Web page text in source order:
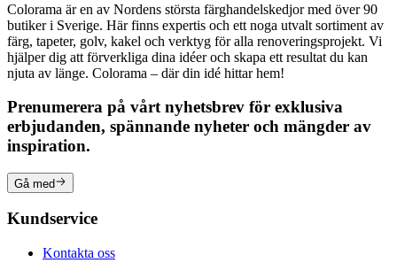
Colorama är en av Nordens största färghandelskedjor med över 90
butiker i Sverige. Här finns expertis och ett noga utvalt sortiment av
färg, tapeter, golv, kakel och verktyg för alla renoveringsprojekt. Vi
hjälper dig att förverkliga dina idéer och skapa ett resultat du kan
njuta av länge. Colorama – där din idé hittar hem!
Prenumerera på vårt nyhetsbrev för exklusiva
erbjudanden, spännande nyheter och mängder av
inspiration.
Gå med
Kundservice
Kontakta oss